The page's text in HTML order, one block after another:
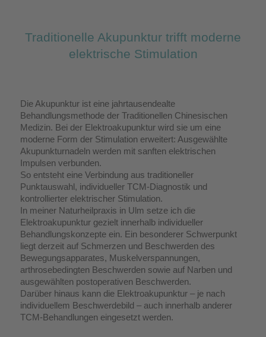
Traditionelle Akupunktur trifft moderne
elektrische Stimulation
Die Akupunktur ist eine jahrtausendealte
Behandlungsmethode der Traditionellen Chinesischen
Medizin. Bei der Elektroakupunktur wird sie um eine
moderne Form der Stimulation erweitert: Ausgewählte
Akupunkturnadeln werden mit sanften elektrischen
Impulsen verbunden.
So entsteht eine Verbindung aus traditioneller
Punktauswahl, individueller TCM-Diagnostik und
kontrollierter elektrischer Stimulation.
In meiner Naturheilpraxis in Ulm setze ich die
Elektroakupunktur gezielt innerhalb individueller
Behandlungskonzepte ein. Ein besonderer Schwerpunkt
liegt derzeit auf Schmerzen und Beschwerden des
Bewegungsapparates, Muskelverspannungen,
arthrosebedingten Beschwerden sowie auf Narben und
ausgewählten postoperativen Beschwerden.
Darüber hinaus kann die Elektroakupunktur – je nach
individuellem Beschwerdebild – auch innerhalb anderer
TCM-Behandlungen eingesetzt werden.